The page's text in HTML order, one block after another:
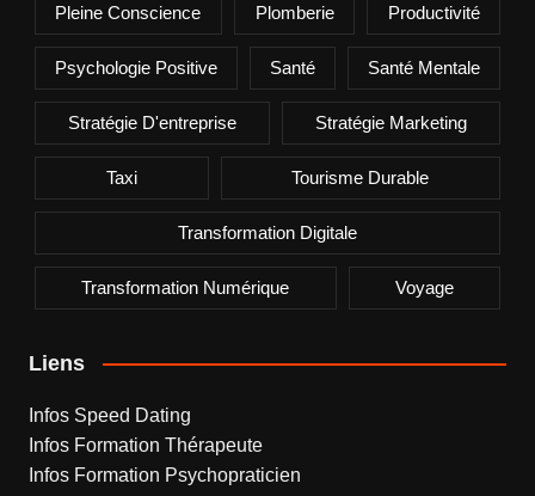
Pleine Conscience Plomberie Productivité
Psychologie Positive Santé Santé Mentale
Stratégie D'entreprise Stratégie Marketing
Taxi Tourisme Durable
Transformation Digitale
Transformation Numérique Voyage
Liens
Infos Speed Dating
Infos Formation Thérapeute
Infos Formation Psychopraticien